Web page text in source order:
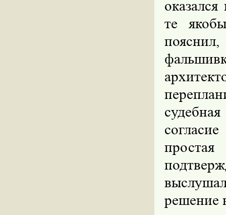
те
решение